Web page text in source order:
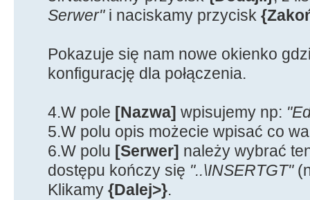
Serwer"i naciskamy przycisk
Pokazuje się nam nowe okienko
konfigurację dla połączenia.
4.W pole [Nazwa] wpisujemy np:
5.W polu opis możecie wpisać co
6.W polu [Serwer] należy wybrać
dostępu kończy się "..\INSERTGT"
Klikamy {Dalej>}.